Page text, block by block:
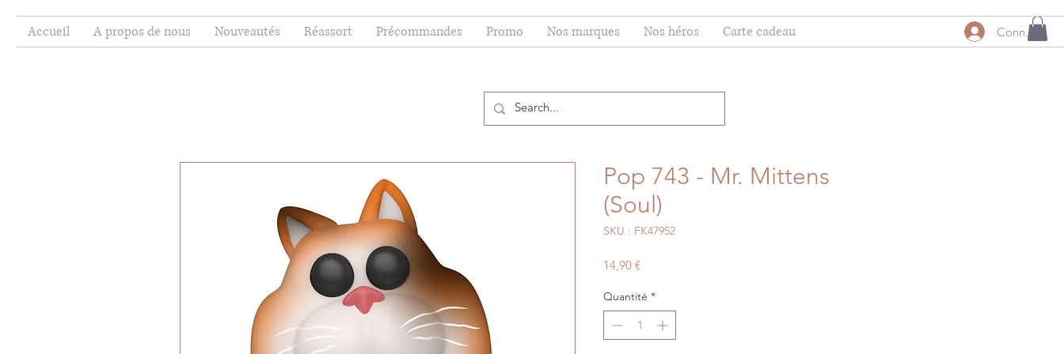
Accueil A propos de nous Nouveautés Réassort Précommandes Promo Nos marques Nos héros Carte cadeau Connexion
Pop 743 - Mr. Mittens
(Soul)
SKU : FK47952
14,90 €Prix
Quantité *